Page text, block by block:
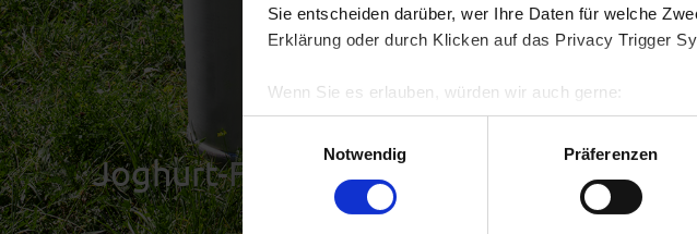
Sie entscheiden darüber, wer Ihre Daten für welche
Erklärung oder durch Klicken auf das Privacy Trigger
Wenn Sie es erlauben, würden wir auch gerne:
Informationen über Ihre geografische Lage
Ihr Gerät durch aktives Scannen nach
Erfahren Sie mehr darüber, wie Ihre persönlichen
Einzelheitenfest.
Notwendig
Präferenzen
Joghurt-Freude mit Allgäuer Milch